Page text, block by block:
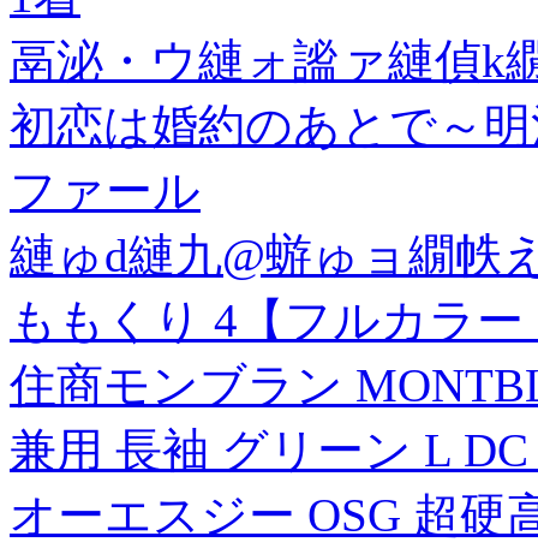
鬲泌・ウ縺ォ謐ァ縺偵k
初恋は婚約のあとで～
ファール
縺ゅd縺九@蝣ゅョ繝帙
ももくり 4【フルカラ
住商モンブラン
兼用 長袖 グリーン L
オーエスジー OSG 超硬